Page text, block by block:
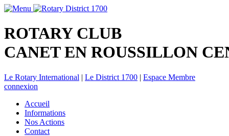
ROTARY CLUB
CANET EN ROUSSILLON
Le Rotary International | Le District 1700 | Espace Membre
connexion
Accueil
Informations
Nos Actions
Contact